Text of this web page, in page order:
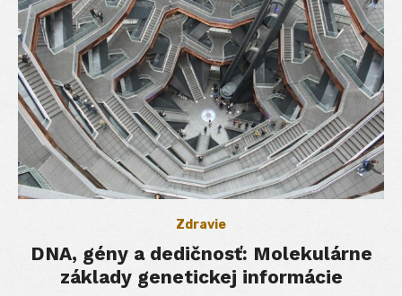
Zdravie
DNA, gény a dedičnosť: Molekulárne
základy genetickej informácie